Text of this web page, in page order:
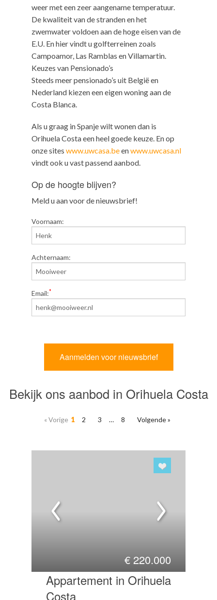
weer met een zeer aangename temperatuur.
De kwaliteit van de stranden en het
zwemwater voldoen aan de hoge eisen van de
E.U. En hier vindt u golfterreinen zoals
Campoamor, Las Ramblas en Villamartin.
Keuzes van Pensionado’s
Steeds meer pensionado’s uit België en
Nederland kiezen een eigen woning aan de
Costa Blanca.
Als u graag in Spanje wilt wonen dan is
Orihuela Costa een heel goede keuze. En op
onze sites www.uwcasa.beenwww.uwcasa.nl
vindt ook u vast passend aanbod.
Op de hoogte blijven?
Meld u aan voor de nieuwsbrief!
Voornaam:
Achternaam:
Email:*
Bekijk ons aanbod in Orihuela Costa
« Vorige 1 2 3 … 8 Volgende »
€ 220.000
Appartement in Orihuela
Costa